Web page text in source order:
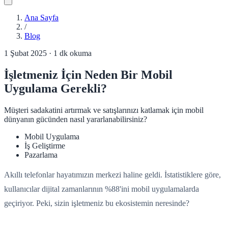
Ana Sayfa
/
Blog
1 Şubat 2025 · 1 dk okuma
İşletmeniz İçin Neden Bir Mobil
Uygulama Gerekli?
Müşteri sadakatini artırmak ve satışlarınızı katlamak için mobil
dünyanın gücünden nasıl yararlanabilirsiniz?
Mobil Uygulama
İş Geliştirme
Pazarlama
Akıllı telefonlar hayatımızın merkezi haline geldi. İstatistiklere göre,
kullanıcılar dijital zamanlarının %88'ini mobil uygulamalarda
geçiriyor. Peki, sizin işletmeniz bu ekosistemin neresinde?